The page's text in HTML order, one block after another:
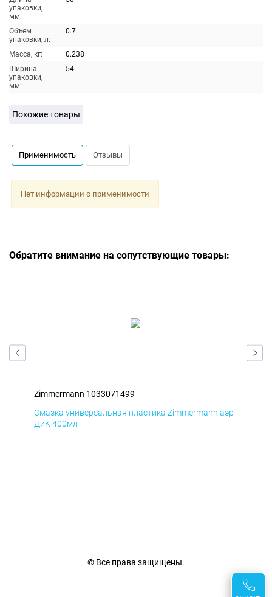
упаковки,
мм:
Объем
упаковки, л:
0.7
Масса, кг:
0.238
Ширина
упаковки,
мм:
54
Похожие товары
Применимость Отзывы
Нет информации о применимости
Обратите внимание на сопутствующие товары:
Zimmermann 1033071499
Смазка универсальная пластика Zimmermann аэр
ДиК 400мл
© Все права защищены.